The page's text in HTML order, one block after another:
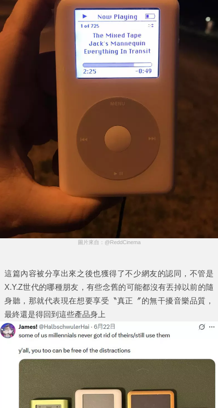
圖片來自：@ReddCinema
這篇內容被分享出來之後也獲得了不少網友的認同，不管是
X.Y.Z世代的哪種朋友，有些念舊的可能都沒有丟掉以前的隨
身聽，那就代表現在想要享受〝真正〞的無干擾音樂品質，
最終還是得回到這些產品身上